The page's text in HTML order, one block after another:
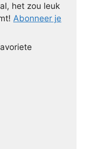
het zou leuk
Abonneer je